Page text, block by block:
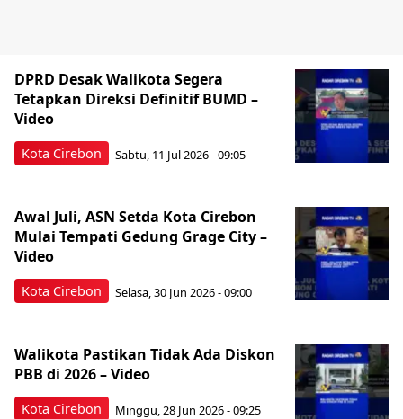
Kota Cirebon
DPRD Desak Walikota Segera
Tetapkan Direksi Definitif BUMD –
Video
Sabtu, 11 Jul 2026 - 09:05
Kota Cirebon
Awal Juli, ASN Setda Kota Cirebon
Mulai Tempati Gedung Grage City –
Video
Selasa, 30 Jun 2026 - 09:00
Kota Cirebon
Walikota Pastikan Tidak Ada Diskon
PBB di 2026 – Video
Minggu, 28 Jun 2026 - 09:25